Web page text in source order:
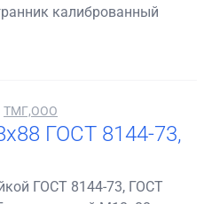
калиброванный
ТМГ,ООО
ГОСТ 8144-73,
ГОСТ 8144-73, ГОСТ